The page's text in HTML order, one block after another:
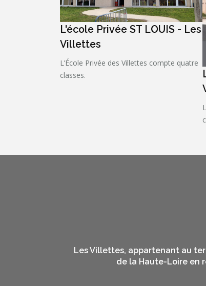
L'école Privée ST LOUIS - Les
Villettes
L’École Privée des Villettes compte quatre
classes.
Les Villettes, appartenant au
de la Haute-Loire en